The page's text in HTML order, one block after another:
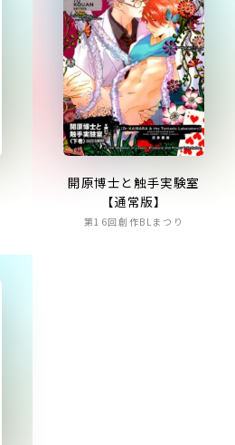
開原博士と触手実験室
【通常版】
第16回創作BLまつり